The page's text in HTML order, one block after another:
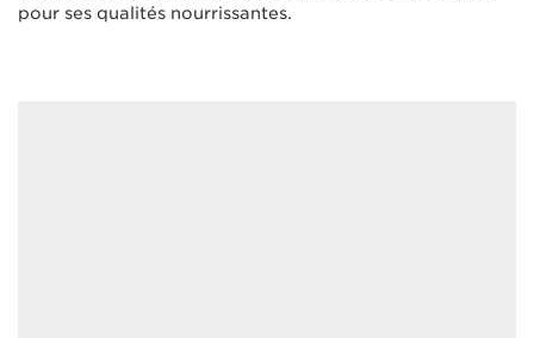
pour ses qualités nourrissantes.